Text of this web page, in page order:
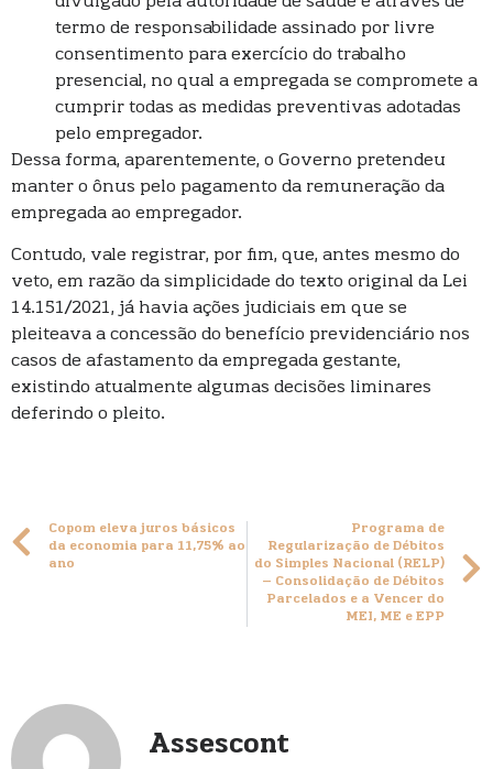
termo de responsabilidade assinado por livre
consentimento para exercício do trabalho
presencial, no qual a empregada se compromete a
cumprir todas as medidas preventivas adotadas
pelo empregador.
Dessa forma, aparentemente, o Governo pretendeu
manter o ônus pelo pagamento da remuneração da
empregada ao empregador.
Contudo, vale registrar, por fim, que, antes mesmo do
veto, em razão da simplicidade do texto original da Lei
14.151/2021, já havia ações judiciais em que se
pleiteava a concessão do benefício previdenciário nos
casos de afastamento da empregada gestante,
existindo atualmente algumas decisões liminares
deferindo o pleito.
Copom eleva juros básicos
da economia para 11,75% ao
ano
Programa de
Regularização de Débitos
do Simples Nacional (RELP)
– Consolidação de Débitos
Parcelados e a Vencer do
MEI, ME e EPP
Assescont